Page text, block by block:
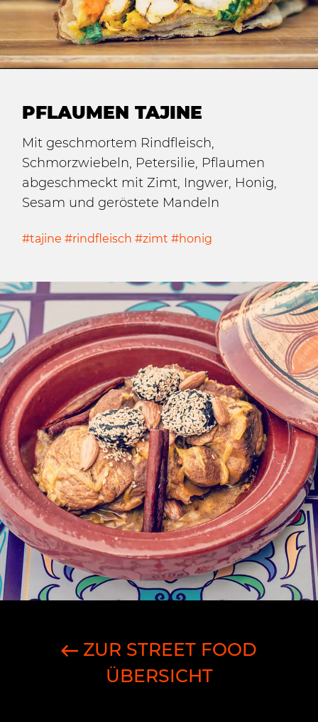
PFLAUMEN TAJINE
Mit geschmortem Rindfleisch,
Schmorzwiebeln, Petersilie, Pflaumen
abgeschmeckt mit Zimt, Ingwer, Honig,
Sesam und geröstete Mandeln
#tajine #rindfleisch #zimt #honig
ZUR STREET FOOD
ÜBERSICHT